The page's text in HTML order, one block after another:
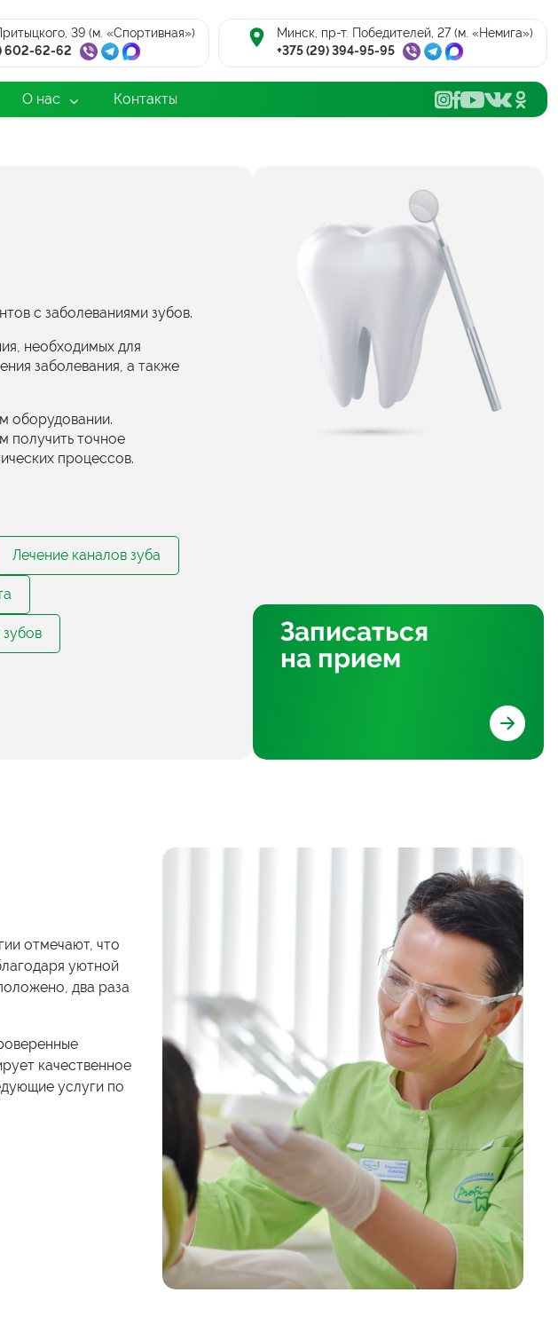
39 (м. «Спортивная»)
602-62-62
Минск, пр-т. Победителей, 27 (м. «Немига»)
+375 (29) 394-95-95
О нас Контакты
с заболеваниями зубов.
необходимых для
заболевания, а также
оборудовании.
получить точное
процессов.
Лечение каналов зуба
Записаться
на прием
отмечают, что
уютной
два раза
качественное
услуги по